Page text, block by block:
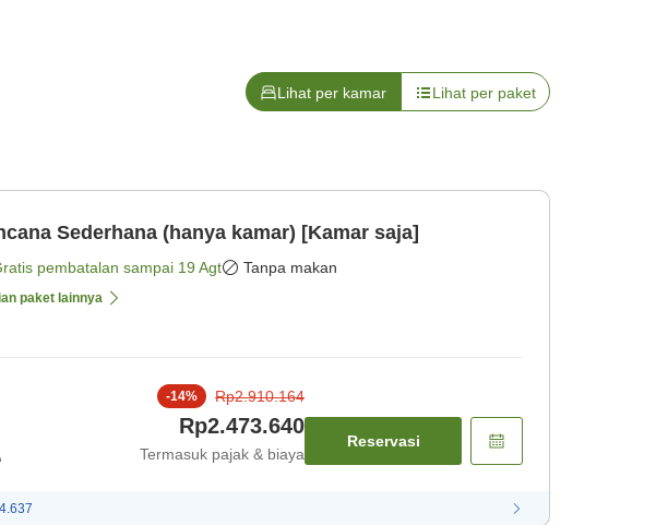
Lihat per kamar Lihat per paket
Sederhana (hanya kamar) [Kamar saja]
pembatalan sampai 19 Agt Tanpa makan
paket lainnya
-14% Rp2.910.164
Rp2.473.640
Termasuk pajak & biaya
Reservasi